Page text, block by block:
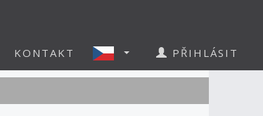
KONTAKT PŘIHLÁSIT